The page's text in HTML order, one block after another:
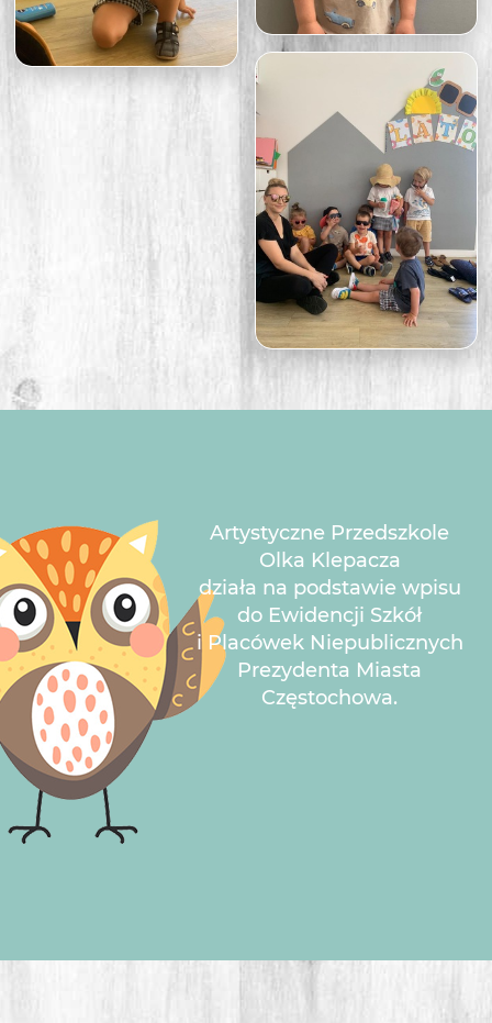
Artystyczne Przedszkole
Olka Klepacza
działa na podstawie wpisu
do Ewidencji Szkół
i Placówek Niepublicznych
Prezydenta Miasta
Częstochowa.